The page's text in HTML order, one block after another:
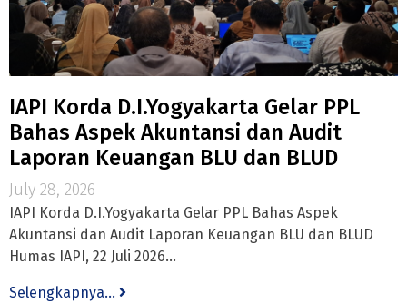
IAPI Korda D.I.Yogyakarta Gelar PPL
Bahas Aspek Akuntansi dan Audit
Laporan Keuangan BLU dan BLUD
July 28, 2026
IAPI Korda D.I.Yogyakarta Gelar PPL Bahas Aspek
Akuntansi dan Audit Laporan Keuangan BLU dan BLUD
Humas IAPI, 22 Juli 2026...
Selengkapnya...